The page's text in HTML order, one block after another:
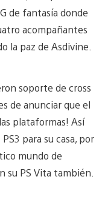
de fantasía donde
acompañantes
la paz de Asdivine.
soporte de cross
de anunciar que el
plataformas! Así
para su casa, por
mundo de
su PS Vita también.